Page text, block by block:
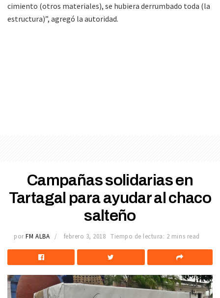
cimiento (otros materiales), se hubiera derrumbado toda (la
estructura)”, agregó la autoridad.
Campañas solidarias en
Tartagal para ayudar al chaco
salteño
por FM ALBA febrero 3, 2018 Tiempo de lectura: 2 mins read